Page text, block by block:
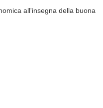
all'insegna della buona